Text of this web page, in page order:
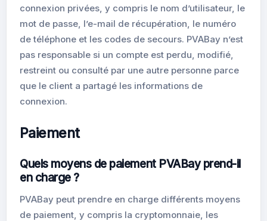
connexion privées, y compris le nom d’utilisateur, le
mot de passe, l’e-mail de récupération, le numéro
de téléphone et les codes de secours. PVABay n’est
pas responsable si un compte est perdu, modifié,
restreint ou consulté par une autre personne parce
que le client a partagé les informations de
connexion.
Paiement
Quels moyens de paiement PVABay prend-il
en charge ?
PVABay peut prendre en charge différents moyens
de paiement, y compris la cryptomonnaie, les